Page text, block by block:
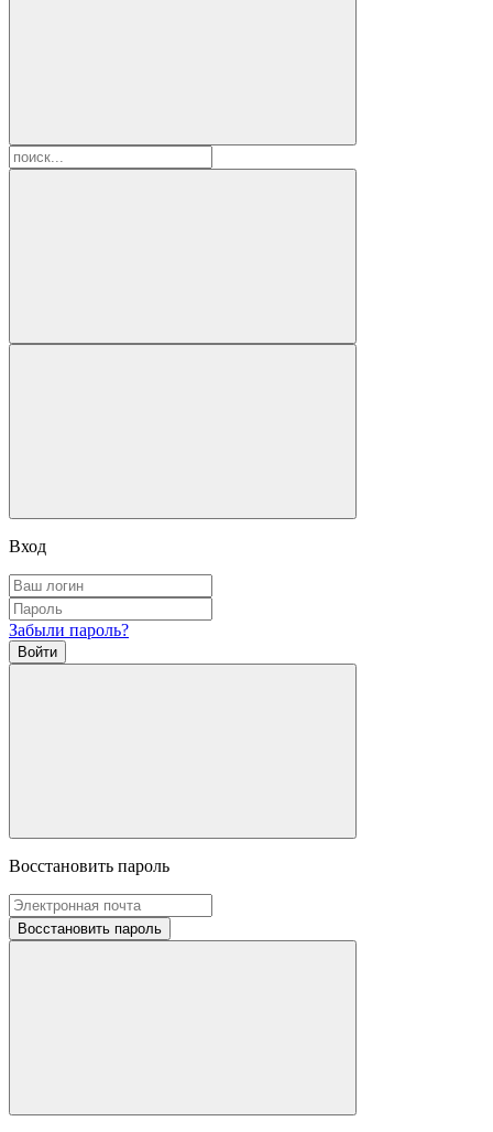
Вход
Забыли пароль?
Войти
Восстановить пароль
Восстановить пароль